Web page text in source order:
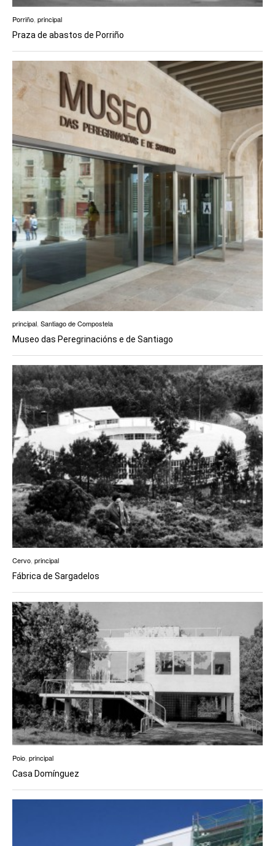
Porriño, principal
Praza de abastos de Porriño
principal, Santiago de Compostela
Museo das Peregrinacións e de Santiago
Cervo, principal
Fábrica de Sargadelos
Poio principal
Casa Domínguez